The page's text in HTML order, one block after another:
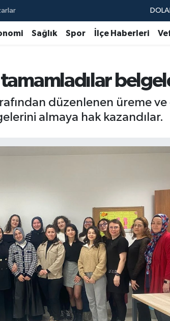
BITCOIN
Sağlık Spor İlçe Haberleri
düzenlenen üreme
almaya hak kazandılar.